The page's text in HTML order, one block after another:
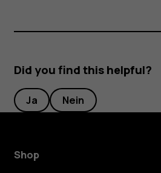
Did you find this helpful?
Ja Nein
Shop